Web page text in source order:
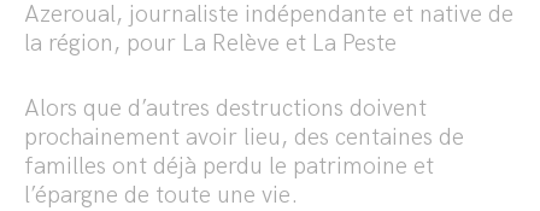
Azeroual, journaliste indépendante et native de
la région, pour La Relève et La Peste
Alors que d’autres destructions doivent
prochainement avoir lieu, des centaines de
familles ont déjà perdu le patrimoine et
l’épargne de toute une vie.